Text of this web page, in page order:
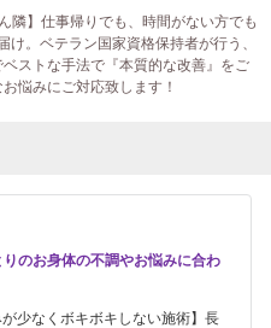
隣】仕事帰りでも、時間がない方でも
。ベテラン国家資格保持者が行う、
ストな手法で『本質的な改善』をご
悩みにご対応致します！
りのお身体の不調やお悩みに合わ
が少なくボキボキしない施術】長